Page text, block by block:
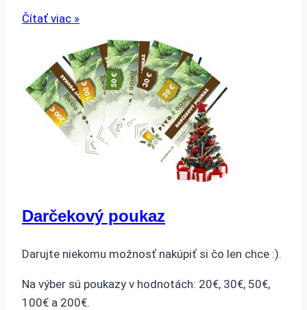
Čítať viac »
Darčekový poukaz
Darujte niekomu možnosť nakúpiť si čo len chce :).
Na výber sú poukazy v hodnotách: 20€, 30€, 50€,
100€ a 200€.